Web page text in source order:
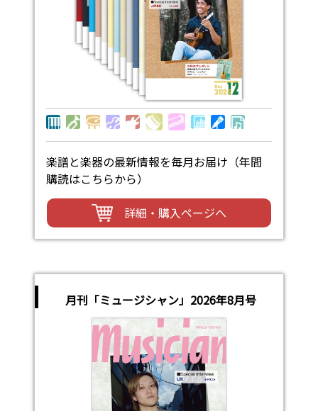
楽譜と楽器の最新情報を毎月お届け（年間
購読はこちらから）
詳細・購入ページへ
月刊「ミュージシャン」2026年8月号